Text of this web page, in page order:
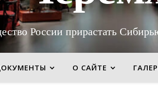
России прирастать
О САЙТЕ